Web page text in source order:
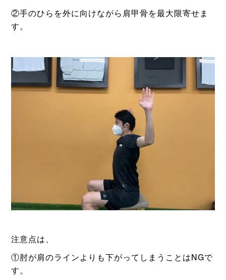
②手のひらを外に向けながら肩甲骨を最大限寄せま
す。
注意点は、
①肘が肩のラインよりも下がってしまうことはNGで
す。